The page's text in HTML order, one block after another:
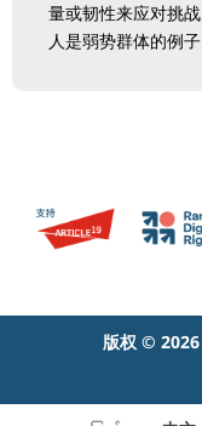
量或韧性来应对挑
人是弱势群体的例
版权 © 2026